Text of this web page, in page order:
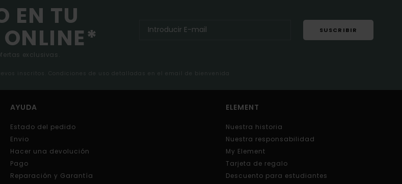
EN TU
exclusivas.
SUSCRIBIR
inscritos. Condiciones de uso detalladas en el email de bienvenida
AYUDA
Estado del pedido
Envio
Hacer una devolución
Pago
Reparación y Garantía
ELEMENT
Nuestra historia
Nuestra responsabilidad
My Element
Tarjeta de regalo
Descuento para estudiantes